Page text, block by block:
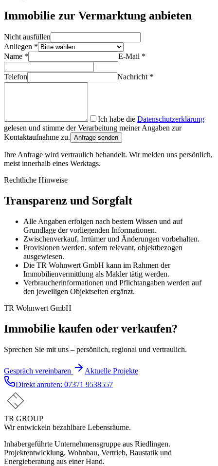
Immobilie zur Vermarktung anbieten
Nicht ausfüllen
Anliegen *
Name *
E-Mail *
Telefon Nachricht *
Ich habe die Datenschutzerklärung
gelesen und stimme der Verarbeitung meiner Angaben zur
Kontaktaufnahme zu. Anfrage senden
Ihre Anfrage wird vertraulich behandelt. Wir melden uns persönlich,
meist innerhalb eines Werktags.
Rechtliche Hinweise
Transparenz und Sorgfalt
Alle Angaben erfolgen nach bestem Wissen und auf
Grundlage der vorliegenden Informationen.
Zwischenverkauf, Irrtümer und Änderungen vorbehalten.
Provisionen werden, sofern relevant, objektbezogen
ausgewiesen.
Die TR Wohnwert GmbH kann im Rahmen der
Immobilienvermittlung als Makler tätig werden.
Verbraucherinformationen und Pflichtangaben werden auf
den jeweiligen Objektseiten ergänzt.
TR Wohnwert GmbH
Immobilie kaufen oder verkaufen?
Sprechen Sie mit uns – persönlich, regional und vertraulich.
Gespräch vereinbaren
Aktuelle Projekte
Direkt anrufen: 07371 9538557
TR GROUP
Wir entwickeln bezahlbare Lebensräume.
Inhabergeführte Unternehmensgruppe aus Riedlingen.
Projektentwicklung, Wohnbau, Vertrieb, Baustatik und
Energieberatung aus einer Hand.